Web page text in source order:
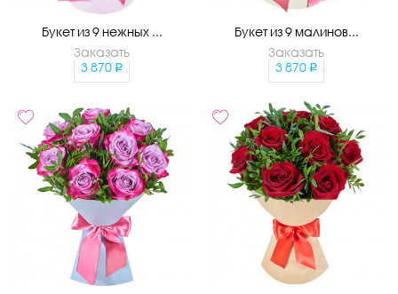
Букет из 9 нежных ...
Заказать
3 870
Букет из 9 малинов...
Заказать
3 870